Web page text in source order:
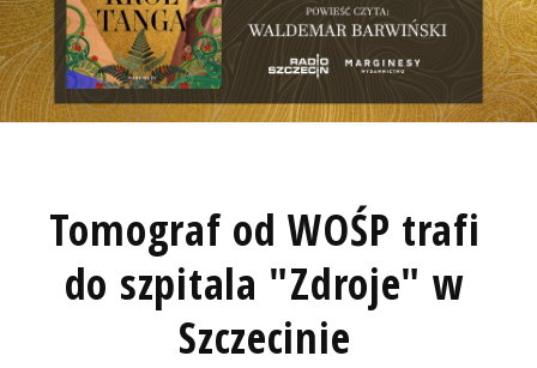
Tomograf od WOŚP trafi
do szpitala "Zdroje" w
Szczecinie